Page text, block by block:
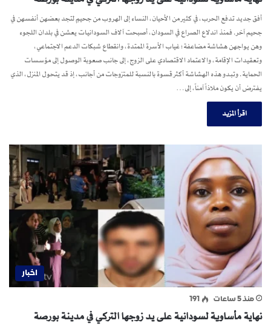
أفق جديد تدفع الحرب، في كثير من الأحيان، النساء إلى الهروب من جحيمٍ لتجد بعضهن أنفسهن في
جحيم آخر. فمنذ اندلاع الصراع في السودان، أصبحت آلاف السودانيات يعشن في بلدان اللجوء
وهن يواجهن هشاشة مضاعفة؛ غياب الأسرة الممتدة، وانقطاع شبكات الدعم الاجتماعي،
وتعقيدات الإقامة، والاعتماد الاقتصادي على الزوج، إلى جانب صعوبة الوصول إلى مؤسسات
الحماية. وتبدو هذه الهشاشة أكثر قسوة بالنسبة للمتزوجات من أجانب، إذ قد يتحول المنزل، الذي
يفترض أن يكون ملاذاً آمناً، إلى…
اقرأ المزيد
اخبار
منذ 5 ساعات 191
نهاية مأساوية لسودانية على يد زوجها التركي في مدينة بورصة